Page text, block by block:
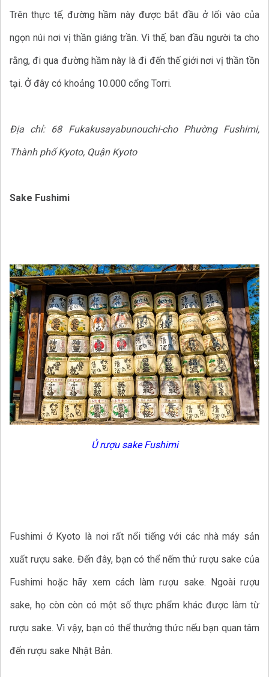
Trên thực tế, đường hầm này được bắt đầu ở lối vào của
ngọn núi nơi vị thần giáng trần. Vì thế, ban đầu người ta cho
rằng, đi qua đường hầm này là đi đến thế giới nơi vị thần tồn
tại. Ở đây có khoảng 10.000 cổng Torri.
Địa chỉ: 68 Fukakusayabunouchi-cho Phường Fushimi,
Thành phố Kyoto, Quận Kyoto
Sake Fushimi
Ủ rượu sake Fushimi
Fushimi ở Kyoto là nơi rất nổi tiếng với các nhà máy sản
xuất rượu sake. Đến đây, bạn có thể nếm thử rượu sake của
Fushimi hoặc hãy xem cách làm rượu sake. Ngoài rượu
sake, họ còn còn có một số thực phẩm khác được làm từ
rượu sake. Vì vậy, bạn có thể thưởng thức nếu bạn quan tâm
đến rượu sake Nhật Bản.